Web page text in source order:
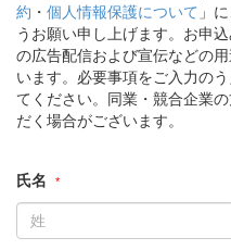
約 ・ 個人情報保護について 」
うお願い申し上げます。お申
の広告配信および宣伝などの
います。必要事項をご入力の
てください。同業・競合企業
だく場合がございます。
氏名